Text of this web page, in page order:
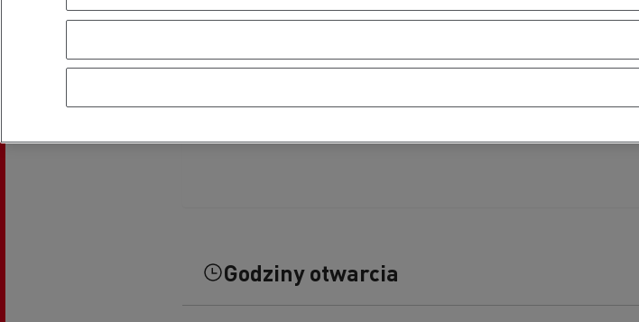
Godziny otwarcia